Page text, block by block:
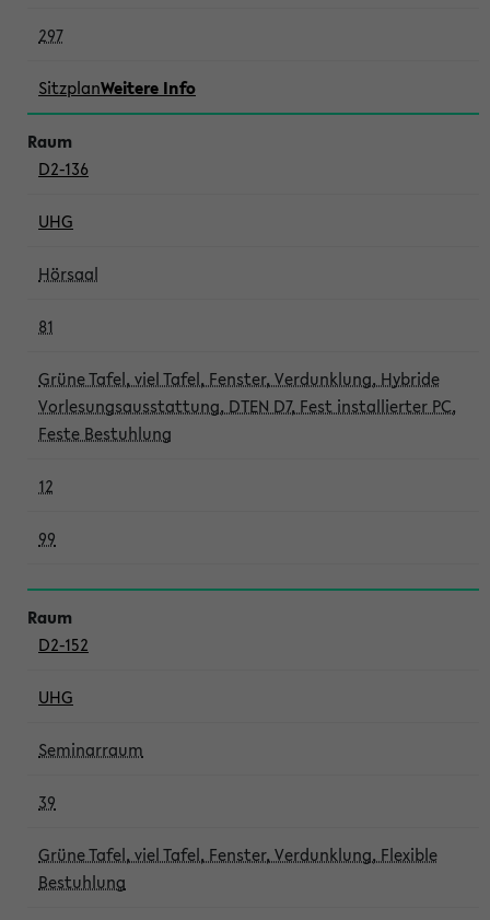
297
SitzplanWeitere Info
D2-136
UHG
Hörsaal
81
Grüne Tafel, viel Tafel, Fenster, Verdunklung, Hybride
Vorlesungsausstattung, DTEN D7, Fest installierter PC,
Feste Bestuhlung
12
99
D2-152
UHG
Seminarraum
39
Grüne Tafel, viel Tafel, Fenster, Verdunklung, Flexible
Bestuhlung